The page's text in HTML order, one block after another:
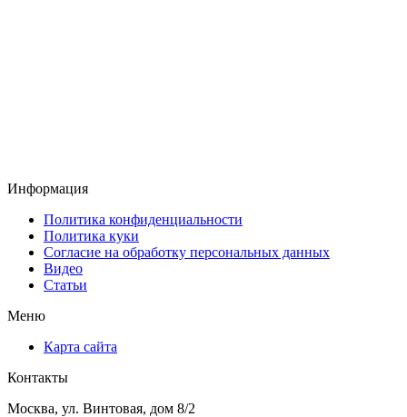
Информация
Политика конфиденциальности
Политика куки
Согласие на обработку персональных данных
Видео
Статьи
Меню
Карта сайта
Контакты
Москва, ул. Винтовая, дом 8/2